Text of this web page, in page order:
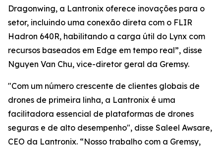
Dragonwing, a Lantronix oferece inovações para o
setor, incluindo uma conexão direta com o FLIR
Hadron 640R, habilitando a carga útil do Lynx com
recursos baseados em Edge em tempo real”, disse
Nguyen Van Chu, vice-diretor geral da Gremsy.
"Com um número crescente de clientes globais de
drones de primeira linha, a Lantronix é uma
facilitadora essencial de plataformas de drones
seguras e de alto desempenho", disse Saleel Awsare,
CEO da Lantronix. “Nosso trabalho com a Gremsy,